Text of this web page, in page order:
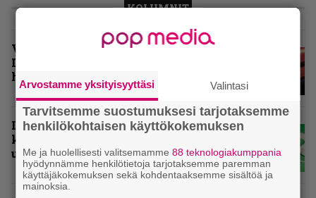
KOLUMNIT
Vuoden 2025 raskaimmat –
Infernon toimituskunnan
henkilökohtaiset suosikit
Inferno valikoi vuoden 2025
kovimmat levyt – tässä
ulkomaisten kärkikymmenikkö
Arvostamme yksityisyyttäsi Valintasi
Tarvitsemme suostumuksesi tarjotaksemme
henkilökohtaisen käyttökokemuksen
Me ja huolellisesti valitsemamme88 teknologiakumppania
hyödynnämme henkilötietoja tarjotaksemme paremman
käyttäjäkokemuksen sekä kohdentaaksemme sisältöä ja
mainoksia.